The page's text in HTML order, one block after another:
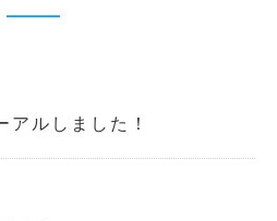
アルしました！